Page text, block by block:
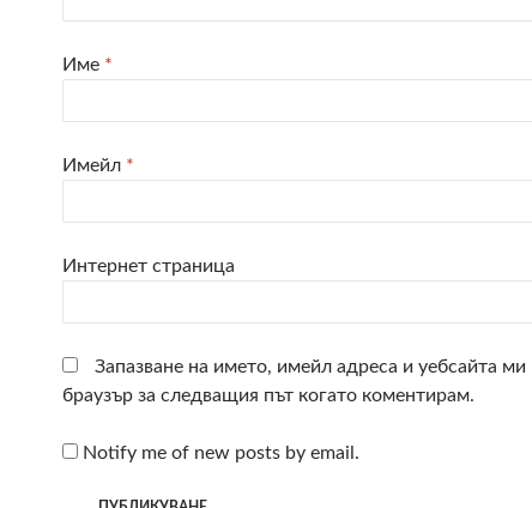
Име *
Имейл *
Интернет страница
Запазване на името, имейл адреса и уебсайта ми
браузър за следващия път когато коментирам.
Notify me of new posts by email.